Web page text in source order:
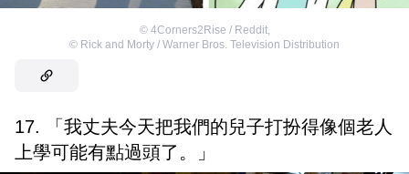
© 4Corners2Rise / Reddit,
© Rick and Morty / Warner Bros. Television Distribution
17. 「我丈夫今天把我們的兒子打扮得像個老人
上學可能有點過頭了。」